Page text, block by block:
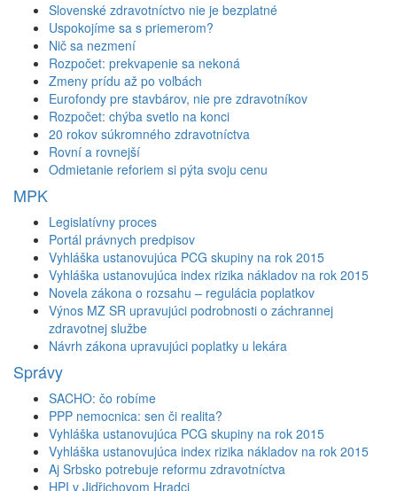
Slovenské zdravotníctvo nie je bezplatné
Uspokojíme sa s priemerom?
Nič sa nezmení
Rozpočet: prekvapenie sa nekoná
Zmeny prídu až po voľbách
Eurofondy pre stavbárov, nie pre zdravotníkov
Rozpočet: chýba svetlo na konci
20 rokov súkromného zdravotníctva
Rovní a rovnejší
Odmietanie reforiem si pýta svoju cenu
MPK
Legislatívny proces
Portál právnych predpisov
Vyhláška ustanovujúca PCG skupiny na rok 2015
Vyhláška ustanovujúca index rizika nákladov na rok 2015
Novela zákona o rozsahu – regulácia poplatkov
Výnos MZ SR upravujúci podrobnosti o záchrannej
zdravotnej službe
Návrh zákona upravujúci poplatky u lekára
Správy
SACHO: čo robíme
PPP nemocnica: sen či realita?
Vyhláška ustanovujúca PCG skupiny na rok 2015
Vyhláška ustanovujúca index rizika nákladov na rok 2015
Aj Srbsko potrebuje reformu zdravotníctva
HPI v Jidřichovom Hradci